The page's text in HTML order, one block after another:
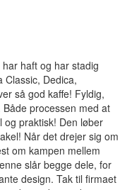
haft og har stadig
Classic, Dedica,
så god kaffe! Fyldig,
processen med at
og praktisk! Den løber
Når det drejer sig om
om kampen mellem
slår begge dele, for
design. Tak til firmaet